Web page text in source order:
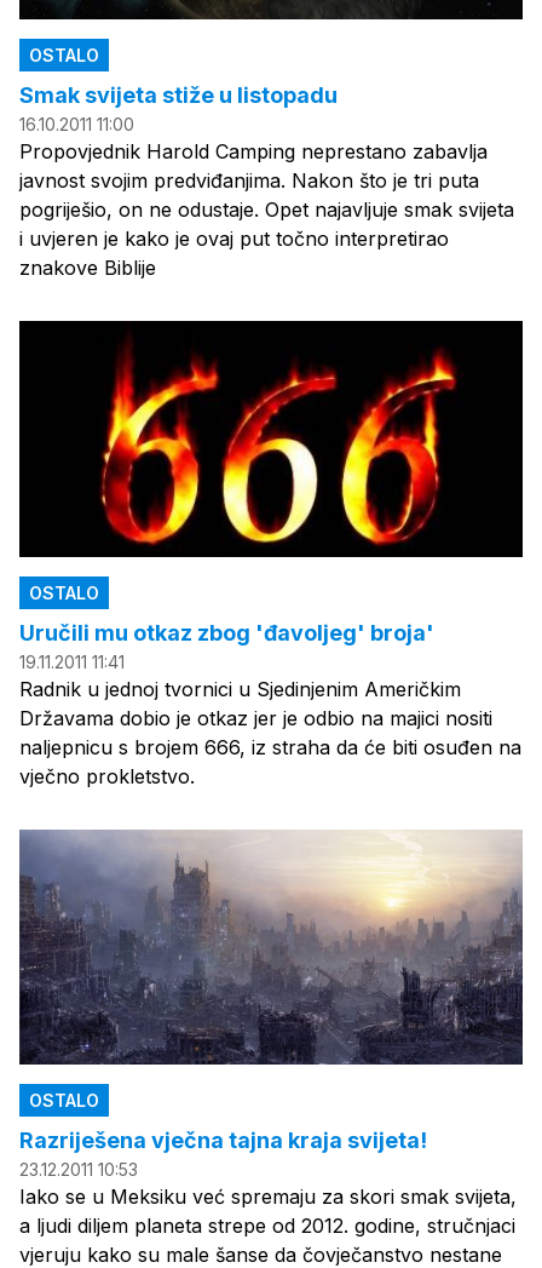
OSTALO
Smak svijeta stiže u listopadu
16.10.2011 11:00
Propovjednik Harold Camping neprestano zabavlja
javnost svojim predviđanjima. Nakon što je tri puta
pogriješio, on ne odustaje. Opet najavljuje smak svijeta
i uvjeren je kako je ovaj put točno interpretirao
znakove Biblije
OSTALO
Uručili mu otkaz zbog 'đavoljeg' broja'
19.11.2011 11:41
Radnik u jednoj tvornici u Sjedinjenim Američkim
Državama dobio je otkaz jer je odbio na majici nositi
naljepnicu s brojem 666, iz straha da će biti osuđen na
vječno prokletstvo.
OSTALO
Razriješena vječna tajna kraja svijeta!
23.12.2011 10:53
Iako se u Meksiku već spremaju za skori smak svijeta,
a ljudi diljem planeta strepe od 2012. godine, stručnjaci
vjeruju kako su male šanse da čovječanstvo nestane